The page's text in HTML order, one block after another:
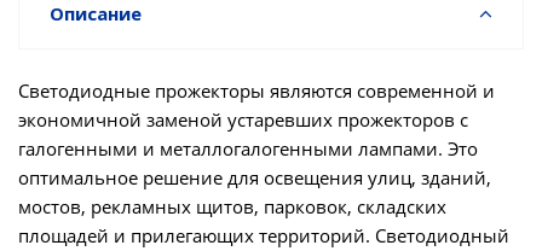
Описание
Светодиодные прожекторы являются современной и
экономичной заменой устаревших прожекторов с
галогенными и металлогалогенными лампами. Это
оптимальное решение для освещения улиц, зданий,
мостов, рекламных щитов, парковок, складских
площадей и прилегающих территорий. Светодиодный